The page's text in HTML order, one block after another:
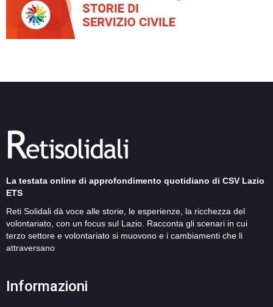
La testata online di approfondimento quotidiano di CSV Lazio
ETS
Reti Solidali dà voce alle storie, le esperienze, la ricchezza del
volontariato, con un focus sul Lazio. Racconta gli scenari in cui
terzo settore e volontariato si muovono e i cambiamenti che li
attraversano
Informazioni